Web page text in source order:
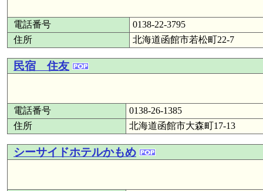
電話番号
0138-22-3795
住所
北海道函館市若松町22-7
民宿 住友
電話番号
0138-26-1385
住所
北海道函館市大森町17-13
シーサイドホテルかもめ